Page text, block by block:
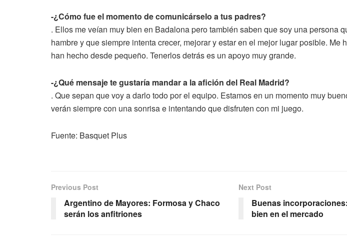
-¿Cómo fue el momento de comunicárselo a tus padres?
. Ellos me veían muy bien en Badalona pero también saben que soy una persona
hambre y que siempre intenta crecer, mejorar y estar en el mejor lugar posible. Me
han hecho desde pequeño. Tenerlos detrás es un apoyo muy grande.
-¿Qué mensaje te gustaría mandar a la afición del Real Madrid?
. Que sepan que voy a darlo todo por el equipo. Estamos en un momento muy
verán siempre con una sonrisa e intentando que disfruten con mi juego.
Fuente: Basquet Plus
Previous Post
Argentino de Mayores: Formosa y Chaco
serán los anfitriones
Next Post
Buenas
bien en el mercado